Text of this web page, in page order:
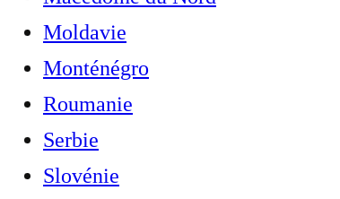
Moldavie
Monténégro
Roumanie
Serbie
Slovénie